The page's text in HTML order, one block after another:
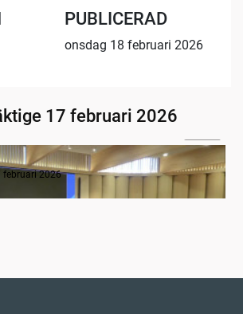
PUBLICERAD
onsdag 18 februari 2026
17 februari 2026
Selin
februari 2026